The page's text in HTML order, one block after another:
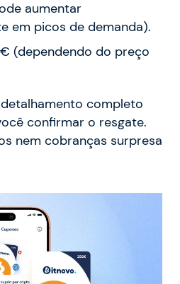
aumentar
em picos de demanda).
(dependendo do preço
completo
confirmar o resgate.
nem cobranças surpresa